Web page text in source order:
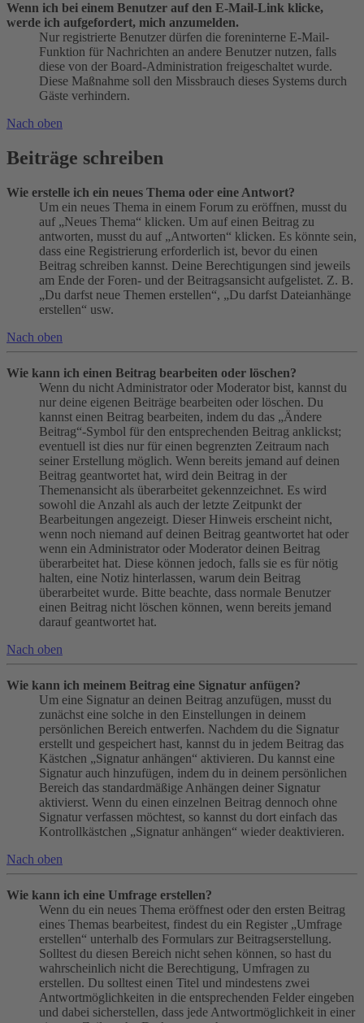
Wenn ich bei einem Benutzer auf den E-Mail-Link klicke,
werde ich aufgefordert, mich anzumelden.
Nur registrierte Benutzer dürfen die foreninterne E-Mail-
Funktion für Nachrichten an andere Benutzer nutzen, falls
diese von der Board-Administration freigeschaltet wurde.
Diese Maßnahme soll den Missbrauch dieses Systems durch
Gäste verhindern.
Nach oben
Beiträge schreiben
Wie erstelle ich ein neues Thema oder eine Antwort?
Um ein neues Thema in einem Forum zu eröffnen, musst du
auf „Neues Thema“ klicken. Um auf einen Beitrag zu
antworten, musst du auf „Antworten“ klicken. Es könnte sein,
dass eine Registrierung erforderlich ist, bevor du einen
Beitrag schreiben kannst. Deine Berechtigungen sind jeweils
am Ende der Foren- und der Beitragsansicht aufgelistet. Z. B.
„Du darfst neue Themen erstellen“, „Du darfst Dateianhänge
erstellen“ usw.
Nach oben
Wie kann ich einen Beitrag bearbeiten oder löschen?
Wenn du nicht Administrator oder Moderator bist, kannst du
nur deine eigenen Beiträge bearbeiten oder löschen. Du
kannst einen Beitrag bearbeiten, indem du das „Ändere
Beitrag“-Symbol für den entsprechenden Beitrag anklickst;
eventuell ist dies nur für einen begrenzten Zeitraum nach
seiner Erstellung möglich. Wenn bereits jemand auf deinen
Beitrag geantwortet hat, wird dein Beitrag in der
Themenansicht als überarbeitet gekennzeichnet. Es wird
sowohl die Anzahl als auch der letzte Zeitpunkt der
Bearbeitungen angezeigt. Dieser Hinweis erscheint nicht,
wenn noch niemand auf deinen Beitrag geantwortet hat oder
wenn ein Administrator oder Moderator deinen Beitrag
überarbeitet hat. Diese können jedoch, falls sie es für nötig
halten, eine Notiz hinterlassen, warum dein Beitrag
überarbeitet wurde. Bitte beachte, dass normale Benutzer
einen Beitrag nicht löschen können, wenn bereits jemand
darauf geantwortet hat.
Nach oben
Wie kann ich meinem Beitrag eine Signatur anfügen?
Um eine Signatur an deinen Beitrag anzufügen, musst du
zunächst eine solche in den Einstellungen in deinem
persönlichen Bereich entwerfen. Nachdem du die Signatur
erstellt und gespeichert hast, kannst du in jedem Beitrag das
Kästchen „Signatur anhängen“ aktivieren. Du kannst eine
Signatur auch hinzufügen, indem du in deinem persönlichen
Bereich das standardmäßige Anhängen deiner Signatur
aktivierst. Wenn du einen einzelnen Beitrag dennoch ohne
Signatur verfassen möchtest, so kannst du dort einfach das
Kontrollkästchen „Signatur anhängen“ wieder deaktivieren.
Nach oben
Wie kann ich eine Umfrage erstellen?
Wenn du ein neues Thema eröffnest oder den ersten Beitrag
eines Themas bearbeitest, findest du ein Register „Umfrage
erstellen“ unterhalb des Formulars zur Beitragserstellung.
Solltest du diesen Bereich nicht sehen können, so hast du
wahrscheinlich nicht die Berechtigung, Umfragen zu
erstellen. Du solltest einen Titel und mindestens zwei
Antwortmöglichkeiten in die entsprechenden Felder eingeben
und dabei sicherstellen, dass jede Antwortmöglichkeit in einer